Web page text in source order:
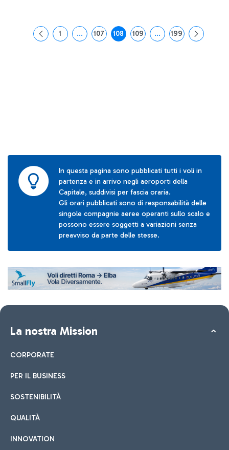
Pagina
1 ...Pagine intermedie Use TAB to navigate.
Pagina
107 Pagina
108 Pagina
109 ...Pagine intermedie
Pagina
199
In questa pagina sono pubblicati tutti i voli in
partenza e in arrivo negli aeroporti della
Capitale, suddivisi per fascia oraria.
Gli orari pubblicati sono di responsabilità delle
singole compagnie aeree operanti sullo scalo e
possono essere soggetti a variazioni senza
preavviso da parte delle stesse.
La nostra Mission
CORPORATE
PER IL BUSINESS
SOSTENIBILITÀ
QUALITÀ
INNOVATION